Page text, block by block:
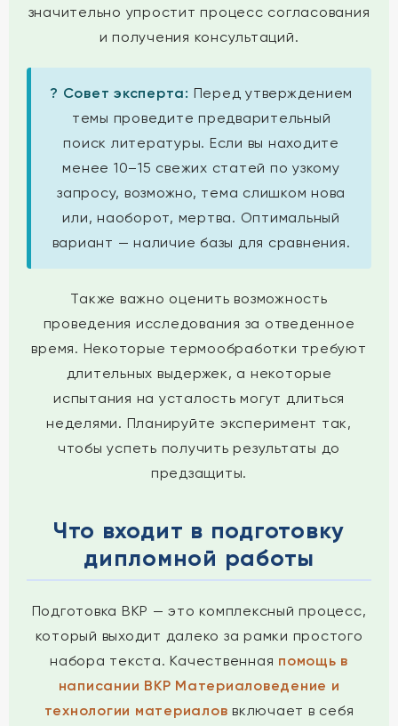
значительно упростит процесс согласования
и получения консультаций.
? Совет эксперта: Перед утверждением
темы проведите предварительный
поиск литературы. Если вы находите
менее 10–15 свежих статей по узкому
запросу, возможно, тема слишком нова
или, наоборот, мертва. Оптимальный
вариант — наличие базы для сравнения.
Также важно оценить возможность
проведения исследования за отведенное
время. Некоторые термообработки требуют
длительных выдержек, а некоторые
испытания на усталость могут длиться
неделями. Планируйте эксперимент так,
чтобы успеть получить результаты до
предзащиты.
Что входит в подготовку
дипломной работы
Подготовка ВКР — это комплексный процесс,
который выходит далеко за рамки простого
набора текста. Качественная помощь в
написании ВКР Материаловедение и
технологии материалов включает в себя